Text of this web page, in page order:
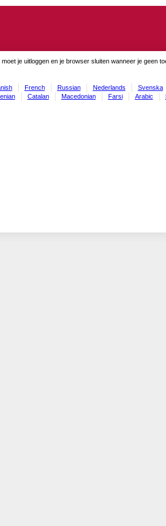
moet je uitloggen en je browser sluiten wanneer je geen
French Russian Nederlands Svenska
Catalan Macedonian Farsi Arabic